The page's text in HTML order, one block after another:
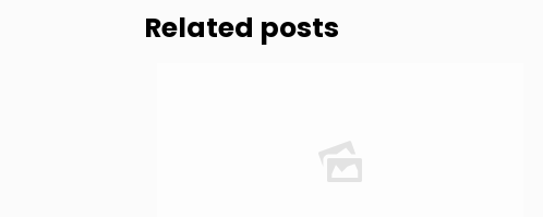
Related posts